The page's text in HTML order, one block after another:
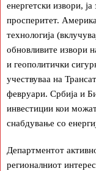
енергетски извори,
просперитет.
технологија
обновливите извори
и геополитички
учествуваа на
февруари. Србија и
инвестиции кои
снабдување со
Департментот
регионалниот